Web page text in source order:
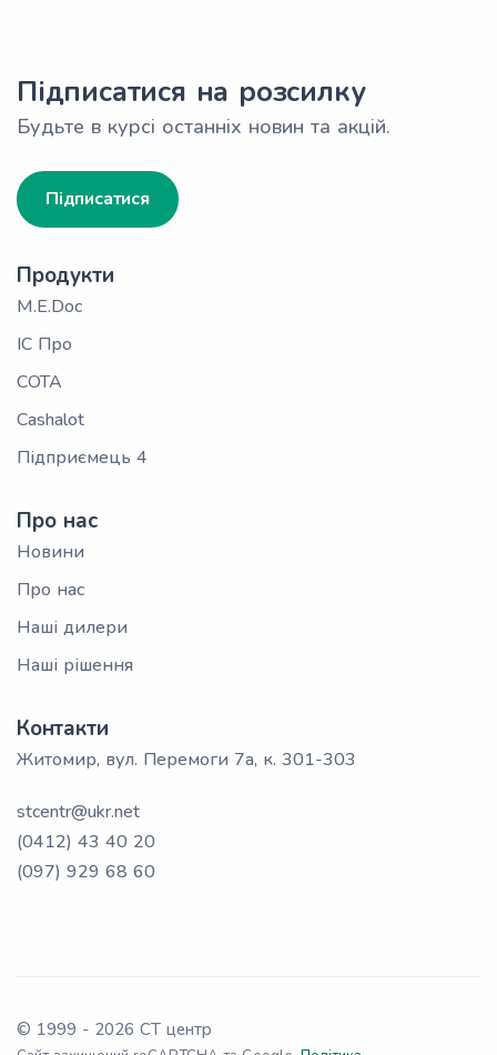
Підписатися на розсилку
Будьте в курсі останніх новин та акцій.
Підписатися
Продукти
M.E.Doc
ІС Про
СОТА
Cashalot
Підприємець 4
Про нас
Новини
Про нас
Наші дилери
Наші рішення
Контакти
Житомир, вул. Перемоги 7а, к. 301-303
stcentr@ukr.net
(0412) 43 40 20
(097) 929 68 60
© 1999 - 2026 СТ центр